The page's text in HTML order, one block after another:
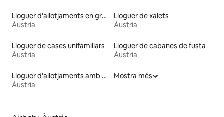
Lloguer d'allotjaments en graners
Àustria
Lloguer de xalets
Àustria
Lloguer de cases unifamiliars
Àustria
Lloguer de cabanes de fusta
Àustria
Lloguer d'allotjaments amb accés a la platja
Àustria
Mostra més